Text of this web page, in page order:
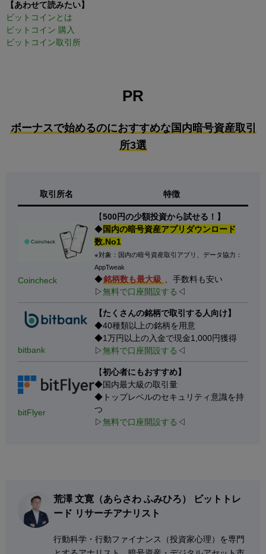
【あわせて読みたい】
ビットコインとは
ビットコイン 購入
ビットコイン取引所
PR
ボーナスで始めるのにおすすめな国内暗号資産取引
所3選
取引所名 特徴
Coincheck
【500円の少額投資から試せる！】
◆国内の暗号資産アプリダウンロード
数.No1
※対象：国内の暗号資産取引アプリ、データ協力：
AppTweak
◆銘柄数も最大級 、手数料も安い
▷無料で口座開設する ◁
bitbank
【たくさんの銘柄で取引する人向け】
◆40種類以上の銘柄を用意
◆1万円以上の入金で現金1,000円獲得
▷無料で口座開設する ◁
bitFlyer
【初心者にもおすすめ】
◆国内最大級の取引量
◆トップレベルのセキュリティ意識を持
つ
▷無料で口座開設する ◁
荒澤 文寛（あらさわ ふみひろ） ビットトレ
ード リサーチアナリスト
行動科学・行動ファイナンス（投資家心理）を専門